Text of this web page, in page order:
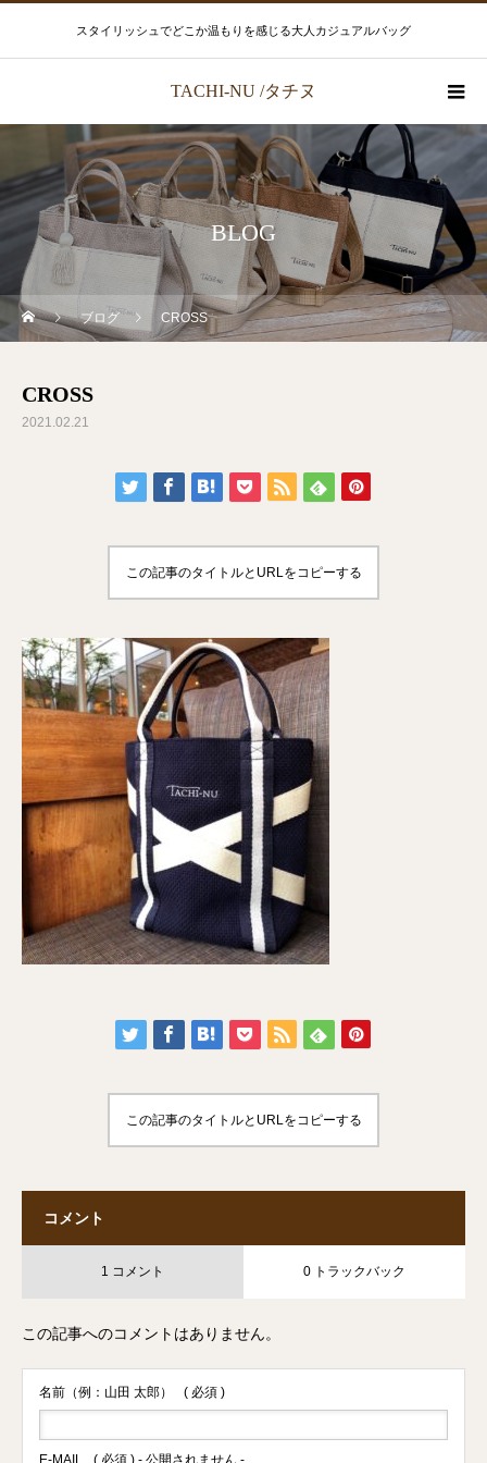
スタイリッシュでどこか温もりを感じる大人カジュアルバッグ
TACHI-NU /タチヌ
BLOG
ブログ CROSS
CROSS
2021.02.21
この記事のタイトルとURLをコピーする
この記事のタイトルとURLをコピーする
コメント
1 コメント 0 トラックバック
この記事へのコメントはありません。
名前（例：山田 太郎） ( 必須 )
E-MAIL ( 必須 ) - 公開されません -